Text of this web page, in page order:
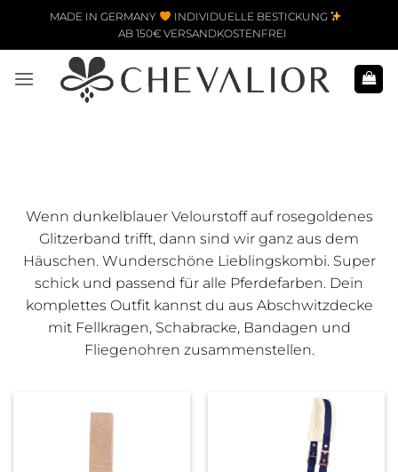
Zum Inhalt springen
MADE IN GERMANY
INDIVIDUELLE BESTICKUNG
AB 150€ VERSANDKOSTENFREI
Wenn dunkelblauer Velourstoff auf rosegoldenes
Glitzerband trifft, dann sind wir ganz aus dem
Häuschen. Wunderschöne Lieblingskombi. Super
schick und passend für alle Pferdefarben. Dein
komplettes Outfit kannst du aus Abschwitzdecke
mit Fellkragen, Schabracke, Bandagen und
Fliegenohren zusammenstellen.